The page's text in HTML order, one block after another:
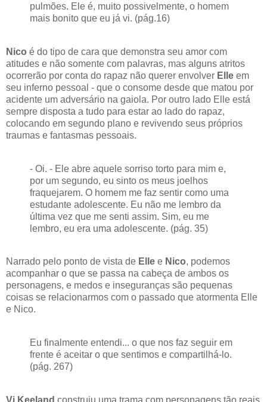
pulmões. Ele é, muito possivelmente, o homem
mais bonito que eu já vi. (pág.16)
Nico é do tipo de cara que demonstra seu amor com
atitudes e não somente com palavras, mas alguns atritos
ocorrerão por conta do rapaz não querer envolver Elle em
seu inferno pessoal - que o consome desde que matou por
acidente um adversário na gaiola. Por outro lado Elle está
sempre disposta a tudo para estar ao lado do rapaz,
colocando em segundo plano e revivendo seus próprios
traumas e fantasmas pessoais.
- Oi. - Ele abre aquele sorriso torto para mim e,
por um segundo, eu sinto os meus joelhos
fraquejarem. O homem me faz sentir como uma
estudante adolescente. Eu não me lembro da
última vez que me senti assim. Sim, eu me
lembro, eu era uma adolescente. (pág. 35)
Narrado pelo ponto de vista de Elle e Nico, podemos
acompanhar o que se passa na cabeça de ambos os
personagens, e medos e inseguranças são pequenas
coisas se relacionarmos com o passado que atormenta Elle
e Nico.
Eu finalmente entendi... o que nos faz seguir em
frente é aceitar o que sentimos e compartilhá-lo.
(pág. 267)